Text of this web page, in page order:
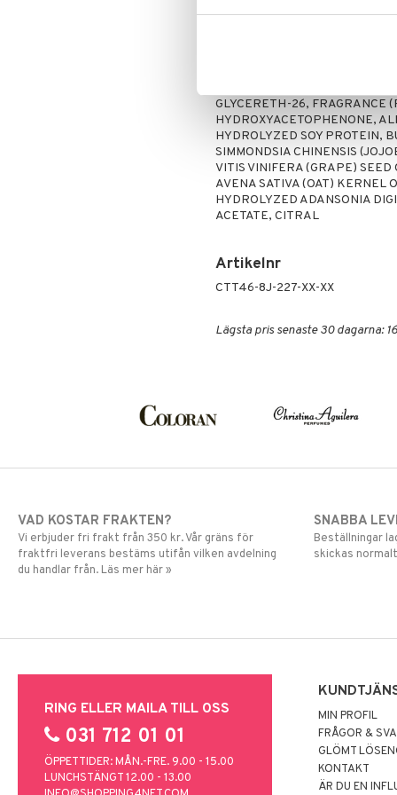
AQUA/WATER/EAU,
GLYCERETH-26, FRAGRANCE
HYDROXYACETOPHENONE,
HYDROLYZED SOY PROTEIN,
SIMMONDSIA CHINENSIS
VITIS VINIFERA (GRAPE) SEED
AVENA SATIVA (OAT) KERNEL
HYDROLYZED ADANSONIA
ACETATE, CITRAL
Artikelnr
CTT46-8J-227-XX-XX
Lägsta pris senaste 30 dagarna:
VAD KOSTAR FRAKTEN?
Vi erbjuder fri frakt från 350 kr. Vår gräns för
fraktfri leverans bestäms utifån vilken avdelning
du handlar från. Läs mer här »
SNABBA
Beställningar
skickas
RING ELLER MAILA TILL OSS
031 712 01 01
ÖPPETTIDER: MÅN.-FRE. 9.00 - 15.00
LUNCHSTÄNGT 12.00 - 13.00
MIN PROFIL
FRÅGOR &
GLÖMT
KONTAKT
ÄR DU EN